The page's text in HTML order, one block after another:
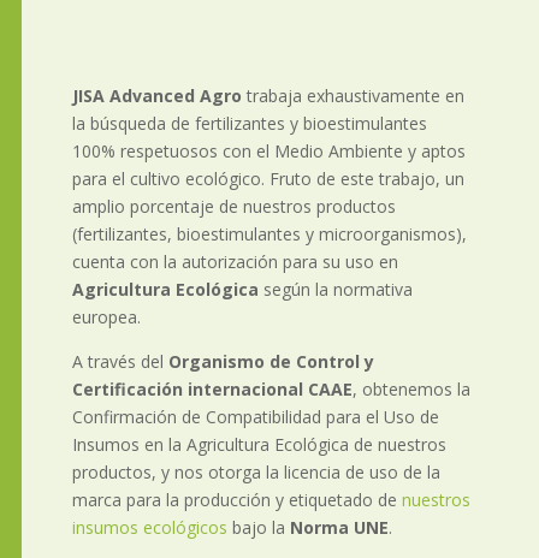
JISA Advanced Agro trabaja exhaustivamente en
la búsqueda de fertilizantes y bioestimulantes
100% respetuosos con el Medio Ambiente y aptos
para el cultivo ecológico. Fruto de este trabajo, un
amplio porcentaje de nuestros productos
(fertilizantes, bioestimulantes y microorganismos),
cuenta con la autorización para su uso en
Agricultura Ecológica según la normativa
europea.
A través del Organismo de Control y
Certificación internacional CAAE, obtenemos la
Confirmación de Compatibilidad para el Uso de
Insumos en la Agricultura Ecológica de nuestros
productos, y nos otorga la licencia de uso de la
marca para la producción y etiquetado de nuestros
insumos ecológicos bajo la Norma UNE.